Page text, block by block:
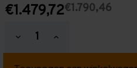
€1.479,72€1.790,46
Hoeveelheid
verlagen
Hoeveelheid
verhogen